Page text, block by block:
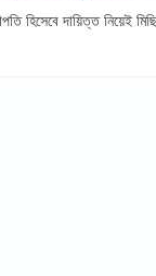
হিসেবে দায়িত্ত নিয়েই